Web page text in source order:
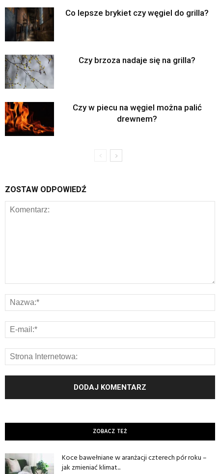
Co lepsze brykiet czy węgiel do grilla?
Czy brzoza nadaje się na grilla?
Czy w piecu na węgiel można palić
drewnem?
ZOSTAW ODPOWIEDŹ
ZOBACZ TEŻ
Koce bawełniane w aranżacji czterech pór roku –
jak zmieniać klimat...